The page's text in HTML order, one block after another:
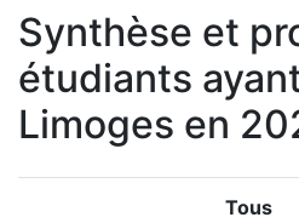
Synthèse et
étudiants
Limoges en
Tous